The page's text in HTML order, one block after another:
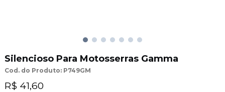
Silencioso Para Motosserras Gamma
Cod. do Produto: P749GM
R$ 41,60